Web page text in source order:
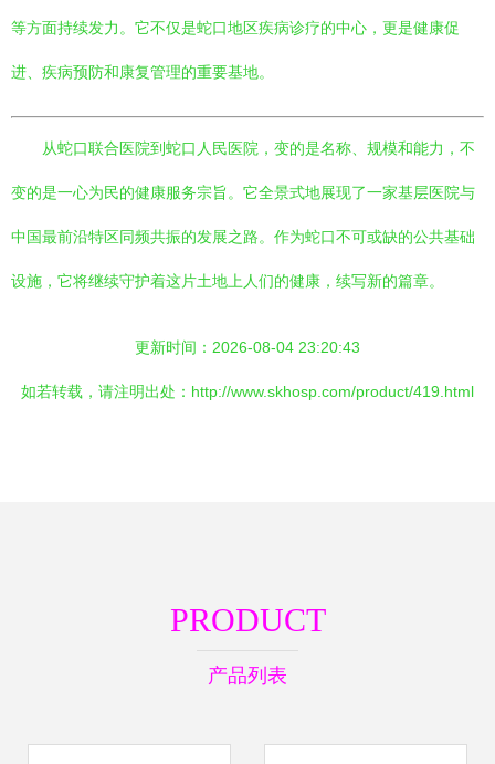
等方面持续发力。它不仅是蛇口地区疾病诊疗的中心，更是健康促
进、疾病预防和康复管理的重要基地。
从蛇口联合医院到蛇口人民医院，变的是名称、规模和能力，不
变的是一心为民的健康服务宗旨。它全景式地展现了一家基层医院与
中国最前沿特区同频共振的发展之路。作为蛇口不可或缺的公共基础
设施，它将继续守护着这片土地上人们的健康，续写新的篇章。
更新时间：2026-08-04 23:20:43
如若转载，请注明出处：http://www.skhosp.com/product/419.html
PRODUCT
产品列表